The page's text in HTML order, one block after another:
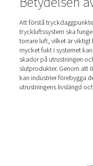
Båda termerna
tjänar olika
den temperatur vid
vilket ofta ses som